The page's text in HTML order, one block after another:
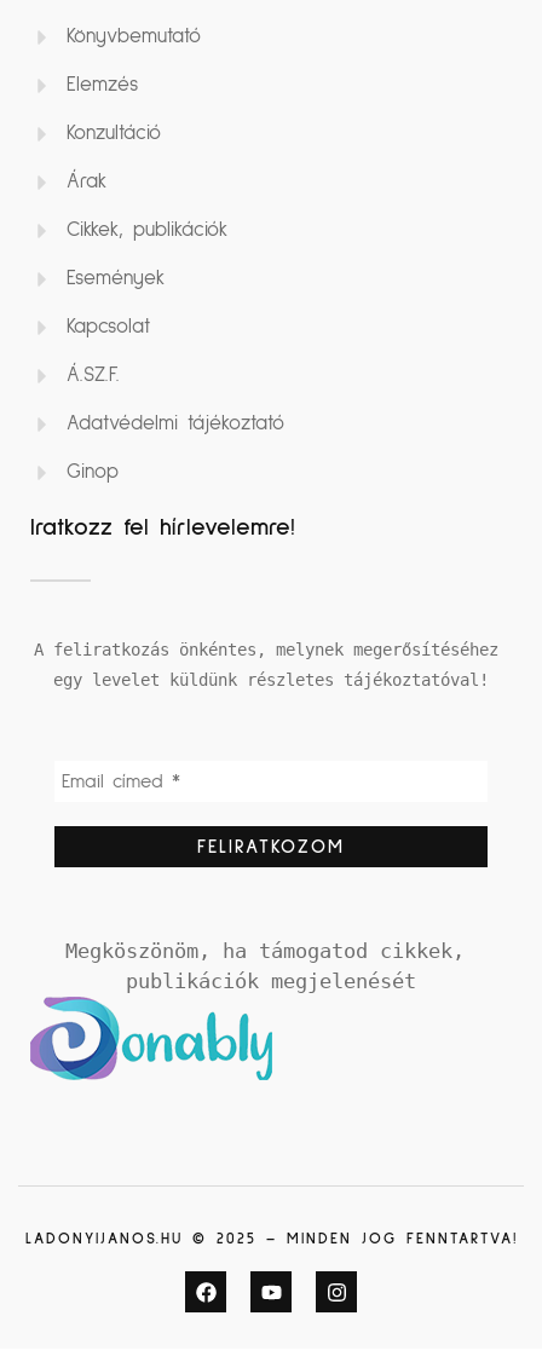
Könyvbemutató
Elemzés
Konzultáció
Árak
Cikkek, publikációk
Események
Kapcsolat
Á.SZ.F.
Adatvédelmi tájékoztató
Ginop
Iratkozz fel hírlevelemre!
A feliratkozás önkéntes, melynek megerősítéséhez
egy levelet küldünk részletes tájékoztatóval!
Megköszönöm, ha támogatod cikkek,
publikációk megjelenését
LADONYIJANOS.HU © 2025 – MINDEN JOG FENNTARTVA!